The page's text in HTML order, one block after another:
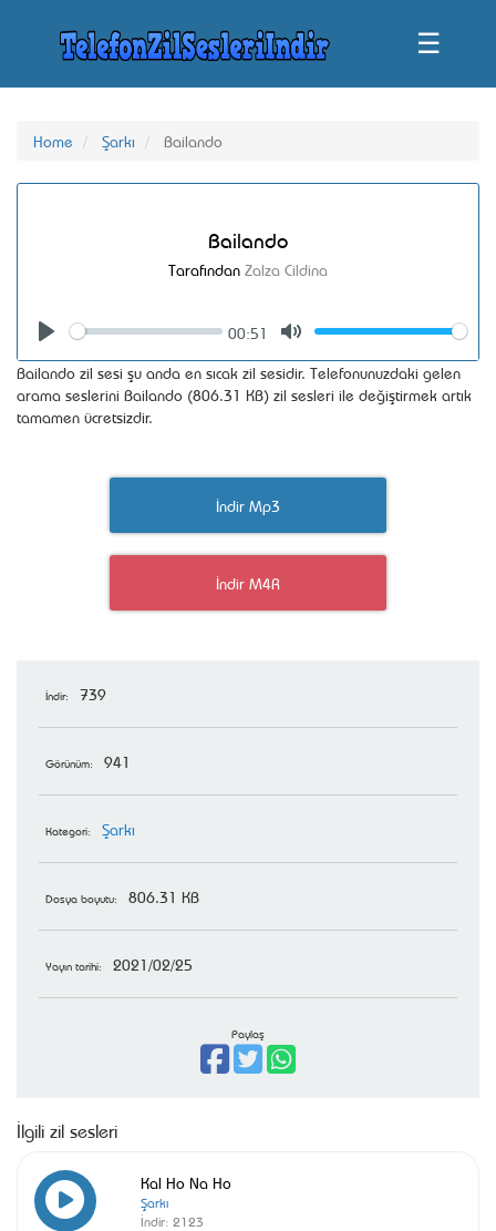
☰
Home Şarkı Bailando
Bailando
Tarafından Zalza Cildina
Seek
00:51
Volume
Bailando zil sesi şu anda en sıcak zil sesidir. Telefonunuzdaki gelen
arama seslerini Bailando (806.31 KB) zil sesleri ile değiştirmek artık
tamamen ücretsizdir.
İndir Mp3
İndir M4R
İndir: 739
Görünüm: 941
Kategori: Şarkı
Dosya boyutu: 806.31 KB
Yayın tarihi: 2021/02/25
Paylaş
İlgili zil sesleri
Kal Ho Na Ho
Şarkı
İndir: 2123